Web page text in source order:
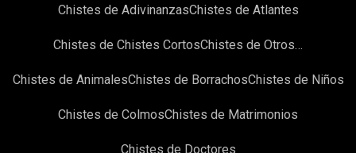
Chistes de AdivinanzasChistes de Atlantes
Chistes de Chistes CortosChistes de Otros…
Chistes de AnimalesChistes de BorrachosChistes de Niños
Chistes de ColmosChistes de Matrimonios
Chistes de Doctores